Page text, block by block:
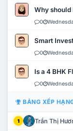
Why should
0
Smart
0
Is a 4 BHK
0
BẢNG XẾP
1 Trần Thị